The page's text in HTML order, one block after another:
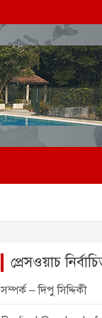
প্রেসওয়াচ
সম্পর্ক – দিপু সিদ্দিকী